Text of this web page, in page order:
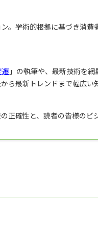
。学術的根拠に基づき消費
」の執筆や、最新技術を網
ら最新トレンドまで幅広い
正確性と、読者の皆様のビ